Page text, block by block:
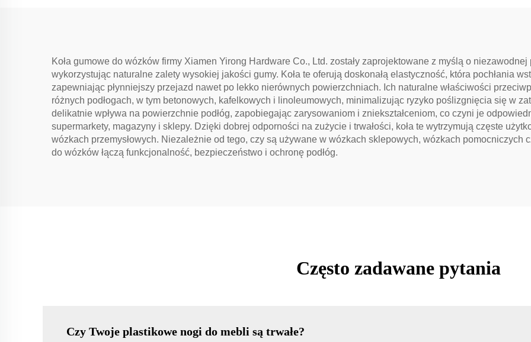
Koła gumowe do wózków firmy Xiamen Yirong Hardware Co., Ltd. zostały zaprojektowane z myślą o
wykorzystując naturalne zalety wysokiej jakości gumy. Koła te oferują doskonałą elastyczność, która pochłania
zapewniając płynniejszy przejazd nawet po lekko nierównych powierzchniach. Ich naturalne właściwości
różnych podłogach, w tym betonowych, kafelkowych i linoleumowych, minimalizując ryzyko poślizgnięcia się w
delikatnie wpływa na powierzchnie podłóg, zapobiegając zarysowaniom i zniekształceniom, co czyni je
supermarkety, magazyny i sklepy. Dzięki dobrej odporności na zużycie i trwałości, koła te wytrzymują częste
wózkach przemysłowych. Niezależnie od tego, czy są używane w wózkach sklepowych, wózkach pomocniczych
do wózków łączą funkcjonalność, bezpieczeństwo i ochronę podłóg.
Często zadawane pytania
Czy Twoje plastikowe nogi do mebli są trwałe?